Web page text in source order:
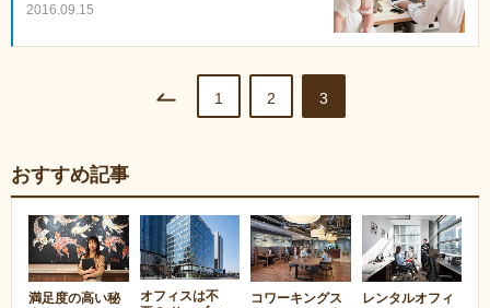
2016.09.15
1 2 3
おすすめ記事
満足度の高い秘
オフィスは不
コワーキングス
レンタルオフィ